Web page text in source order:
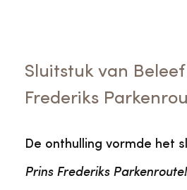
Sluitstuk van
Frederiks
De onthulling vormde het
Prins Frederiks Parkenroute!